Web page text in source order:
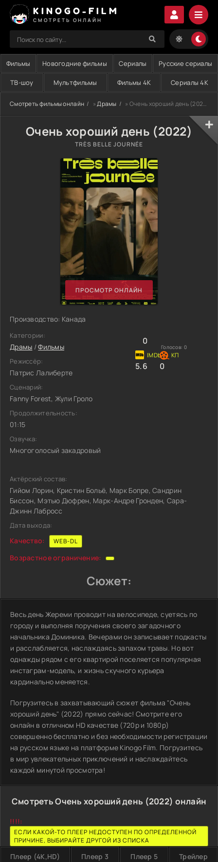
KINOGO-FILM
СМОТРЕТЬ ОНЛАЙН
Фильмы Новогодние фильмы Сериалы Русские сериалы
ТВ-шоу Мультфильмы Фильмы 4K Сериалы 4K
Смотреть фильмы онлайн »Драмы » Очень хороший день (2022)
Очень хороший день (2022)
TRÈS BELLE JOURNÉE
ПРОСМОТР ОНЛАЙН
Производство: Канада
Категории:
Драмы /Фильмы
Режиссёр:
Патрис Лалиберте
Сценарий:
Fanny Forest, Жули Гроло
Продолжительность:
01:15
Озвучка:
Многоголосый закадровый
0
Голосов: 0
5.6 0
Актёрский состав:
Гийом Лорин, Кристин Больё, Марк Бопре, Сандрин
Биссон, Мэтью Дюфрен, Марк-Андре Гронден, Сара-
Джинн Лабросс
Дата выхода:
Качество: WEB-DL
Возрастное ограничение:
Сюжет:
Весь день Жереми проводит на велосипеде, суетясь по
городу и выполняя поручения своего загадочного
начальника Доминика. Вечерами он записывает подкасты
и расслабляется, наслаждаясь запахом травы. Но вот
однажды рядом с его квартирой поселяется популярная
инстаграм-модель, и жизнь скучного курьера
кардинально меняется.
Погрузитесь в захватывающий сюжет фильма "Очень
хороший день" (2022) прямо сейчас! Смотрите его
онлайн в отличном HD качестве (720p и 1080p)
совершенно бесплатно и без необходимости регистрации
на русском языке на платформе Kinogo Film. Погрузитесь
в мир увлекательных приключений и наслаждайтесь
каждой минутой просмотра!
Смотреть Очень хороший день (2022) онлайн
!!!!:
ЕСЛИ КАКОЙ-ТО ПЛЕЕР НЕДОСТУПЕН ПО ОПРЕДЕЛЕННОЙ
ПРИЧИНЕ, ВЫБИРАЙТЕ ДРУГОЙ ИЗ СПИСКА
Плеер (4K,HD) Плеер 3 Плеер 5 Трейлер